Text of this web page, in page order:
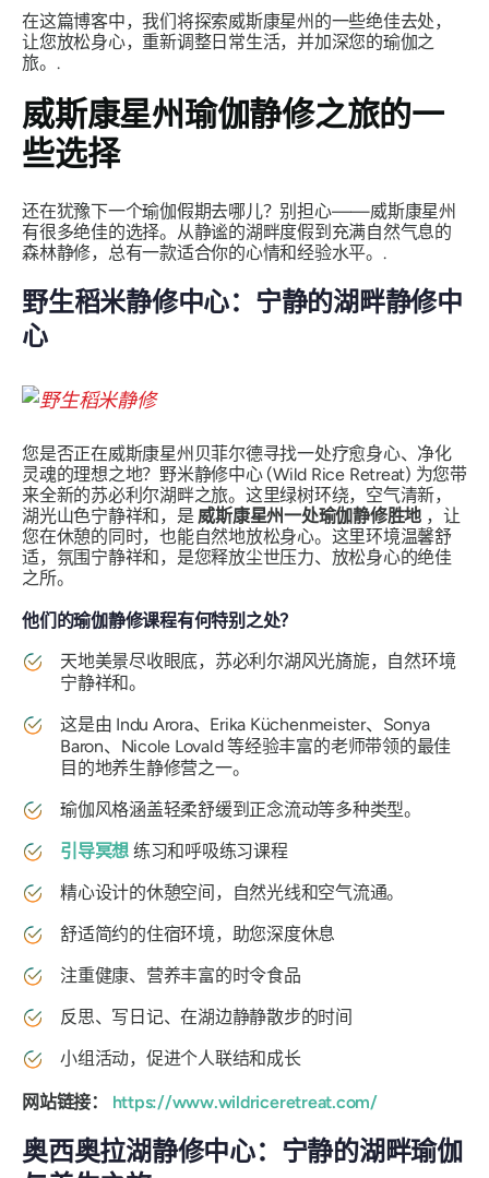
在这篇博客中，我们将探索威斯康星州的一些绝佳去处，
让您放松身心，重新调整日常生活，并加深您的瑜伽之
旅。.
威斯康星州瑜伽静修之旅的一
些选择
还在犹豫下一个瑜伽假期去哪儿？别担心——威斯康星州
有很多绝佳的选择。从静谧的湖畔度假到充满自然气息的
森林静修，总有一款适合你的心情和经验水平。.
野生稻米静修中心：宁静的湖畔静修中
心
您是否正在威斯康星州贝菲尔德寻找一处疗愈身心、净化
灵魂的理想之地？野米静修中心 (Wild Rice Retreat) 为您带
来全新的苏必利尔湖畔之旅。这里绿树环绕，空气清新，
湖光山色宁静祥和，是 威斯康星州一处瑜伽静修胜地 ，让
您在休憩的同时，也能自然地放松身心。这里环境温馨舒
适，氛围宁静祥和，是您释放尘世压力、放松身心的绝佳
之所。
他们的瑜伽静修课程有何特别之处？
天地美景尽收眼底，苏必利尔湖风光旖旎，自然环境
宁静祥和。
这是由 Indu Arora、Erika Küchenmeister、Sonya
Baron、Nicole Lovald 等经验丰富的老师带领的最佳
目的地养生静修营之一。
瑜伽风格涵盖轻柔舒缓到正念流动等多种类型。
引导冥想 练习和呼吸练习课程
精心设计的休憩空间，自然光线和空气流通。
舒适简约的住宿环境，助您深度休息
注重健康、营养丰富的时令食品
反思、写日记、在湖边静静散步的时间
小组活动，促进个人联结和成长
网站链接： https://www.wildriceretreat.com/
奥西奥拉湖静修中心：宁静的湖畔瑜伽